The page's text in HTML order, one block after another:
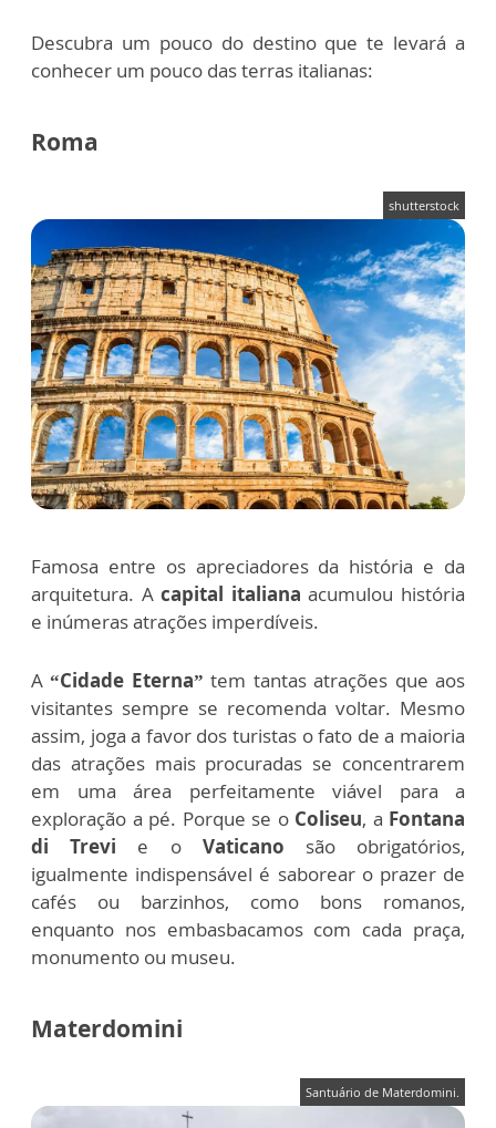
Descubra um pouco do destino que te levará a
conhecer um pouco das terras italianas:
Roma
shutterstock
Famosa entre os apreciadores da história e da
arquitetura. Acapital italiana acumulou história
e inúmeras atrações imperdíveis.
A“Cidade Eterna” tem tantas atrações que aos
visitantes sempre se recomenda voltar. Mesmo
assim, joga a favor dos turistas o fato de a maioria
das atrações mais procuradas se concentrarem
em uma área perfeitamente viável para a
exploração a pé. Porque se o Coliseu, a Fontana
di Trevi e o Vaticano são obrigatórios,
igualmente indispensável é saborear o prazer de
cafés ou barzinhos, como bons romanos,
enquanto nos embasbacamos com cada praça,
monumento ou museu.
Materdomini
Santuário de Materdomini.